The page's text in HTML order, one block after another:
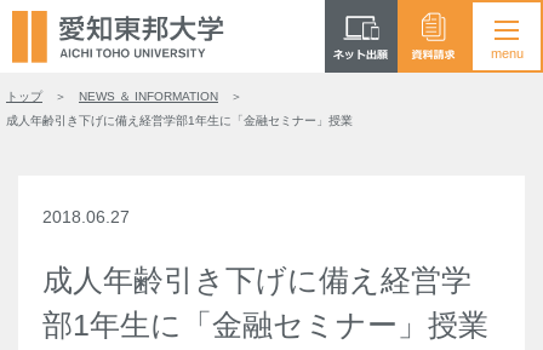
トップ
NEWS ＆ INFORMATION
成人年齢引き下げに備え経営学部1年生に「金融セミナー」授業
2018.06.27
成人年齢引き下げに備え経営学
部1年生に「金融セミナー」授業